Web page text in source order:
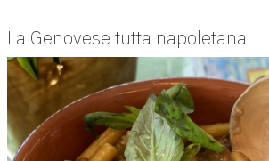
La Genovese tutta napoletana